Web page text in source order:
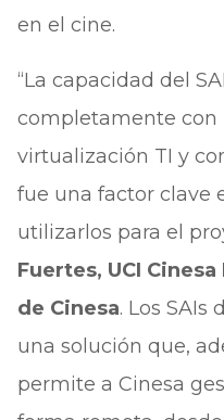
en el cine.
“La capacidad del
completamente con
virtualización TI y
fue una factor clave
utilizarlos para el
Fuertes, UCI
de Cinesa. Los SAIs
una solución que,
permite a Cinesa